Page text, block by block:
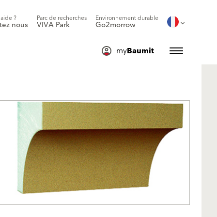
?
nous
Parc de recherches
VIVA Park
Environnement durable
Go2morrow
myBaumit